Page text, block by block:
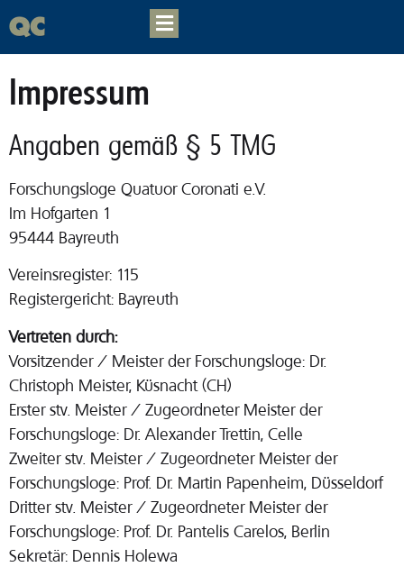
Quatuor Coronati
Publikationen
Forschung
Veranstaltung
Arbeitszirkel
Impressum
Angaben gemäß § 5 TMG
Forschungsloge Quatuor Coronati e.V.
Im Hofgarten 1
95444 Bayreuth
Vereinsregister: 115
Registergericht: Bayreuth
Vertreten durch:
Vorsitzender / Meister der Forschungsloge: Dr.
Christoph Meister, Küsnacht (CH)
Erster stv. Meister / Zugeordneter Meister der
Forschungsloge: Dr. Alexander Trettin, Celle
Zweiter stv. Meister / Zugeordneter Meister der
Forschungsloge: Prof. Dr. Martin Papenheim, Düsseldorf
Dritter stv. Meister / Zugeordneter Meister der
Forschungsloge: Prof. Dr. Pantelis Carelos, Berlin
Sekretär: Dennis Holewa